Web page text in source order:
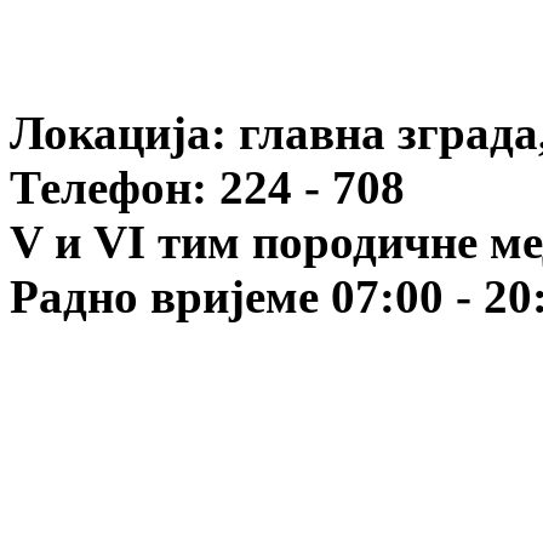
Локација: главна
Телефон: 224 - 708
V и VI тим породичне
Радно вријеме 07:00 -